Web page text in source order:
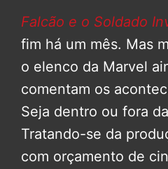
Falcão e o Soldado
fim há um mês. Mas
o elenco da Marvel
comentam os
Seja dentro ou fora
Tratando-se da
com orçamento de